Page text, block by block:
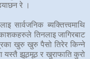
रे ।
सार्वजनिक ब्यक्तित्त्वमाथि
तिनलाइ जागिरबाट
खुरु खुरु पैसो तिरेर किन्ने
यस्तै झूठमूठ र खुराफाति कुरो